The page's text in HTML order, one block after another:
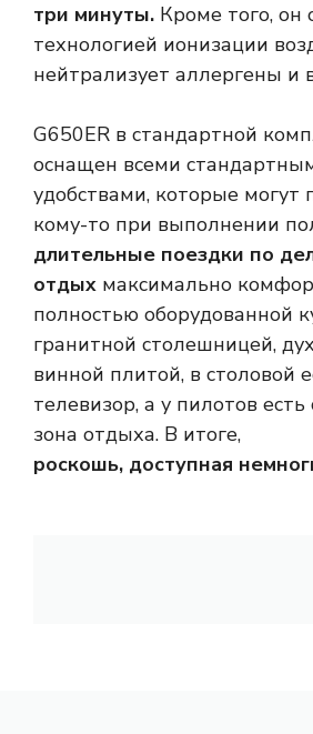
три минуты. Кроме того, он
технологией ионизации
нейтрализует аллергены и
G650ER в стандартной
оснащен всеми
удобствами, которые могут
кому-то при выполнении
длительные поездки по
отдых максимально
полностью оборудованной
гранитной столешницей,
винной плитой, в столовой
телевизор, а у пилотов есть
зона отдыха. В итоге,
роскошь, доступная